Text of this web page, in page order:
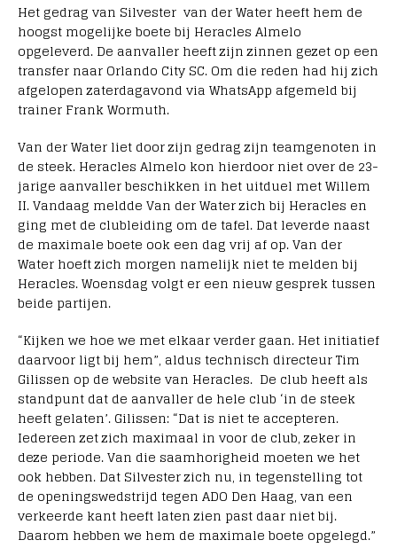
Het gedrag van Silvester van der Water heeft hem de
hoogst mogelijke boete bij Heracles Almelo
opgeleverd. De aanvaller heeft zijn zinnen gezet op een
transfer naar Orlando City SC. Om die reden had hij zich
afgelopen zaterdagavond via WhatsApp afgemeld bij
trainer Frank Wormuth.
Van der Water liet door zijn gedrag zijn teamgenoten in
de steek. Heracles Almelo kon hierdoor niet over de 23-
jarige aanvaller beschikken in het uitduel met Willem
II. Vandaag meldde Van der Water zich bij Heracles en
ging met de clubleiding om de tafel. Dat leverde naast
de maximale boete ook een dag vrij af op. Van der
Water hoeft zich morgen namelijk niet te melden bij
Heracles. Woensdag volgt er een nieuw gesprek tussen
beide partijen.
“Kijken we hoe we met elkaar verder gaan. Het initiatief
daarvoor ligt bij hem”, aldus technisch directeur Tim
Gilissen op de website van Heracles. De club heeft als
standpunt dat de aanvaller de hele club ‘in de steek
heeft gelaten’. Gilissen: “Dat is niet te accepteren.
Iedereen zet zich maximaal in voor de club, zeker in
deze periode. Van die saamhorigheid moeten we het
ook hebben. Dat Silvester zich nu, in tegenstelling tot
de openingswedstrijd tegen ADO Den Haag, van een
verkeerde kant heeft laten zien past daar niet bij.
Daarom hebben we hem de maximale boete opgelegd.”